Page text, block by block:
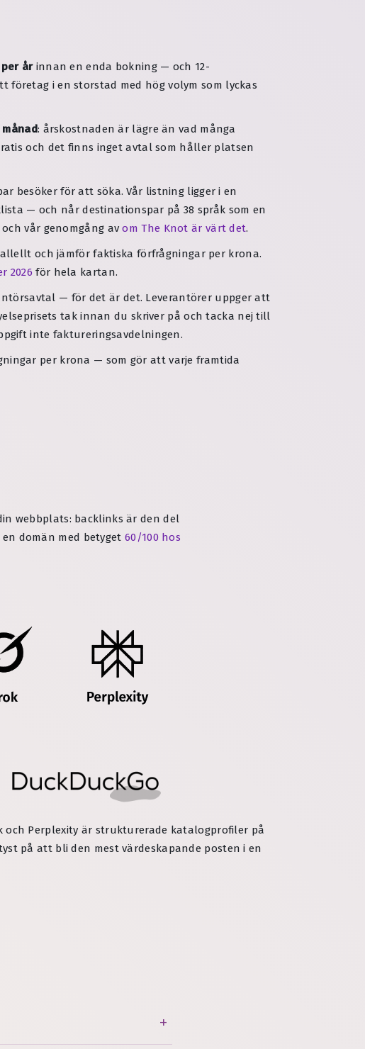
årinnan en enda bokning — och 12-
i en storstad med hög volym som lyckas
månad: årskostnaden är lägre än vad många
och det finns inget avtal som håller platsen
besöker för att söka. Vår listning ligger i en
— och når destinationspar på 38 språk som en
vår genomgång avom The Knot är värt det.
och jämför faktiska förfrågningar per krona.
2026 för hela kartan.
— för det är det. Leverantörer uppger att
tak innan du skriver på och tacka nej till
inte faktureringsavdelningen.
per krona — som gör att varje framtida
webbplats: backlinks är den del
domän med betyget 60/100 hos
och Perplexity är strukturerade katalogprofiler på
på att bli den mest värdeskapande posten i en